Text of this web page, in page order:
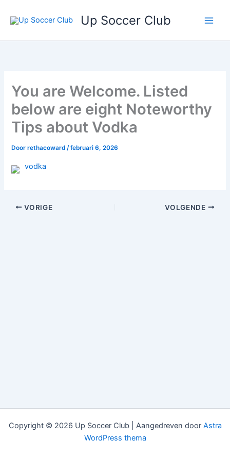
naar
inhoud
Up Soccer Club
You are Welcome. Listed
below are eight Noteworthy
Tips about Vodka
Doorrethacoward/februari 6, 2026
vodka
VORIGE VOLGENDE
Copyright © 2026 Up Soccer Club | Aangedreven door Astra
WordPress thema